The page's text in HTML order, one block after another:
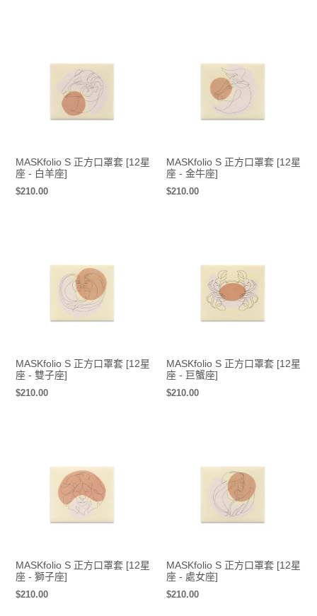
MASKfolio S 正方口罩套 [12星
座 - 白羊座]
定
$210.00
MASKfolio S 正方口罩套 [12星
座 - 金牛座]
定
$210.00
MASKfolio S 正方口罩套 [12星
座 - 雙子座]
定
$210.00
MASKfolio S 正方口罩套 [12星
座 - 巨蟹座]
定
$210.00
MASKfolio S 正方口罩套 [12星
座 - 獅子座]
定
$210.00
MASKfolio S 正方口罩套 [12星
座 - 處女座]
定
$210.00